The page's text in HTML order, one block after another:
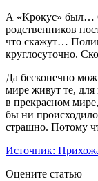
А «Крокус» был…
родственников
что скажут…
круглосуточно.
Да бесконечно
мире живут те,
в прекрасном
бы ни
страшно. Потому
Источник:
Оцените статью